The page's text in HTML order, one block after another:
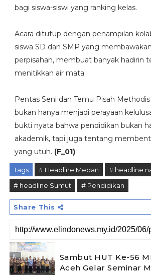
bagi siswa-siswi yang ranking kelas.
Acara ditutup dengan penampilan
siswa SD dan SMP yang
perpisahan, membuat banyak hadirin
menitikkan air mata.
Pentas Seni dan Temu Pisah
bukan hanya menjadi perayaan
bukti nyata bahwa pendidikan bukan
akademik, tapi juga tentang
yang utuh. (F_01)
Tags # Headline Medan
# headline
# headline Sumut
# Pendidikan
Share This
Sambut HUT Ke-56
Aceh Gelar Seminar